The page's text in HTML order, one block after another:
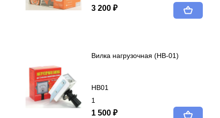
3 200 ₽
Вилка нагрузочная (НВ-01)
НВ01
1
1 500 ₽